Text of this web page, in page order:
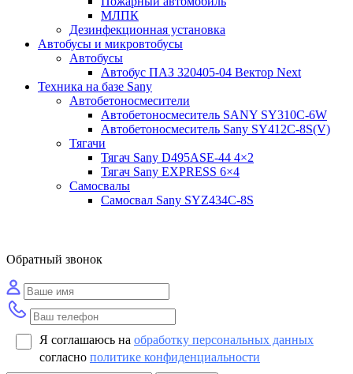
МЛПК
Дезинфекционная установка
Автобусы и микровтобусы
Автобусы
Автобус ПАЗ 320405-04 Вектор Next
Техника на базе Sany
Автобетоносмесители
Автобетоносмеситель SANY SY310C-6W
Автобетоносмеситель Sany SY412C-8S(V)
Тягачи
Тягач Sany D495ASE-44 4×2
Тягач Sany EXPRESS 6×4
Самосвалы
Самосвал Sany SYZ434C-8S
Обратный звонок
Я соглашаюсь на обработку персональных данных
согласно политике конфиденциальности